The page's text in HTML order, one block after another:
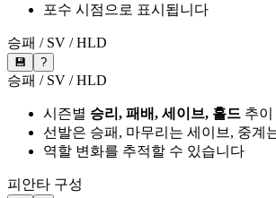
포수 시점으로 표시됩니다
승패 / SV / HLD
💾 ?
승패 / SV / HLD
시즌별 승리, 패배, 세이브, 홀드 추이
선발은 승패, 마무리는 세이브, 중계
역할 변화를 추적할 수 있습니다
피안타 구성